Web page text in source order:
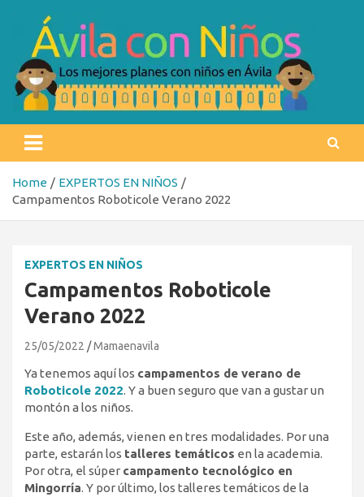
content
Ávila con niños
Home
EXPERTOS EN NIÑOS
Campamentos Roboticole Verano 2022
EXPERTOS EN NIÑOS
Campamentos Roboticole
Verano 2022
25/05/2022 Mamaenavila
Ya tenemos aquí los campamentos de verano de
Roboticole 2022. Y a buen seguro que van a gustar un
montón a los niños.
Este año, además, vienen en tres modalidades. Por una
parte, estarán los talleres temáticos en la academia.
Por otra, el súper campamento tecnológico en
Mingorría. Y por último, los talleres temáticos de la